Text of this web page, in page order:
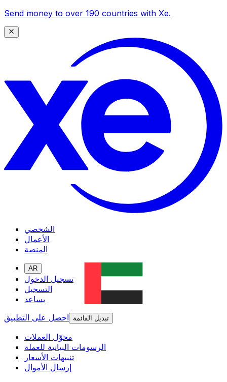
Send money to over 190 countries with Xe.
الشخصي
الأعمال
المنصة
AR
تسجيل الدخول
التسجيل
يساعد
احصل على التطبيق
تبديل القائمة
محوّل العملات
الرسومات البيانية للعملة
تنبيهات الأسعار
إرسال الأموال